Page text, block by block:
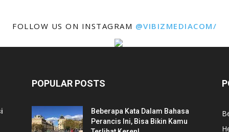
FOLLOW US ON INSTAGRAM @VIBIZMEDIACOM/
POPULAR POSTS
Beberapa Kata Dalam Bahasa
Perancis Ini, Bisa Bikin Kamu